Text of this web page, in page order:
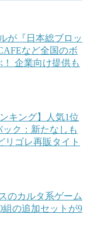
が『日本総ブロッ
など全国のボ
企業向け提供も
キング】人気1位
ク：新たなしも
リゴレ再販タイト
のカルタ系ゲーム
組の追加セットが9